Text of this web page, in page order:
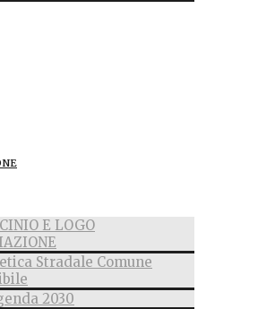
E LOGO
Stradale Comune
2030